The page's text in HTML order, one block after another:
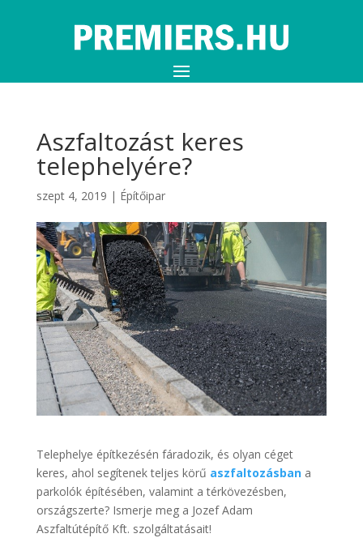
Aszfaltozást keres
telephelyére?
szept 4, 2019 | Építőipar
Telephelye építkezésén fáradozik, és olyan céget
keres, ahol segítenek teljes körű aszfaltozásbana
parkolók építésében, valamint a térkövezésben,
országszerte? Ismerje meg a Jozef Adam
Aszfaltútépítő Kft. szolgáltatásait!